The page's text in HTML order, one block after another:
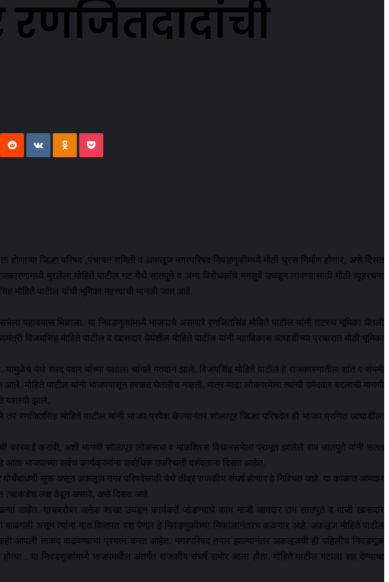
RedditVKontakteOdnoklassniki
Pocket
जिल्हा परिषद ,पंचायत समिती व अकलूज नगरपरिषद निवडणुकीमध्ये मोठी चुरस निर्माण होणार, असे दिसत
मुरलेला मोहिते पाटील गट येथे सातपुते व अन्य विरोधकांचे मनसुबे उधळून लावण्यासाठी मोठी व्यूहरचना
पाटील यांची भूमिका महत्त्वाची मानली जात आहे.
पहावयास मिळाला. या निवडणुकांमध्ये भाजपाचे असणारे रणजितसिंह मोहिते पाटील यांनी तटस्थ भूमिका घेतली
विजयसिंह मोहिते पाटील व खासदार धैर्यशील मोहिते पाटील यांनी महाविकास आघाडीच्या प्रचारात मोठी भूमिका
येथे शरद पवार यांच्या पक्षाला चांगले मतदान झाले. विजयसिंह मोहिते पाटील हे राजकारणातील शांत व संयमी
आले. मोहिते पाटील यांनी भाजपपासून हरकत घेतलीच नव्हती, मात्र माढा लोकसभेला त्यांची उमेदवार बदलाची मागणी
यशस्वी झाले.
रणजितसिंह मोहिते पाटील यांनी भाजप प्रवेश केल्यानंतर सोलापूर जिल्हा परिषदेत ही भाजप प्रणित आघाडीला
कारवाई करावी, अशी मागणी सोलापूर लोकसभा व माळशिरस विधानसभेला पराभूत झालेले राम सातपुते यांनी सतत
भाजपाच्या सर्वच कार्यक्रमांना सर्वाधिक उपस्थिती दर्शवताना दिसत आहेत.
सुरू असून अकलूज नगर परिषदेसाठी येथे तीव्र राजकीय संघर्ष होणार हे निश्चित आहे. या काळात आमदार
?याकडेच लक्ष ठेवून असावे, असे दिसत आहे.
आहेत. याचबरोबर अनेक शाखा उघडून कार्यकर्ते जोडण्याचे काम माजी आमदार राम सातपुते व माजी खासदार
असून त्यांना यात कितपत यश येणार हे निवडणुकीच्या निकालानंतरच कळणार आहे. अकलूज मोहिते पाटील
आपली ताकद वाढवण्याचा प्रयत्न करत आहेत. नगरपरिषद तयार झाल्यानंतर अकलूजची ही पहिलीच निवडणूक
. या निवडणुकांमध्ये भाजपमधील अंतर्गत राजकीय संघर्ष समोर आला होता. मोहिते पाटील गटाला शह देण्याचा